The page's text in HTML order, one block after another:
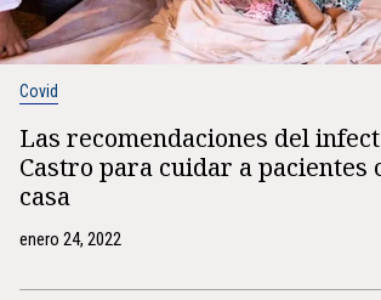
Covid
Las recomendaciones del
Castro para cuidar a pacientes
casa
enero 24, 2022